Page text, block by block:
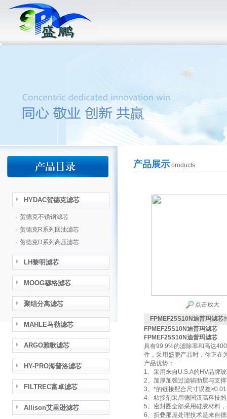
HYDAC贺德克滤芯
· 贺德克不锈钢滤芯
· 贺德克R系列回油滤芯
· 贺德克D系列高压滤芯
LH黎明滤芯
MOOG穆格滤芯
聚结分离滤芯
MAHLE马勒滤芯
ARGO雅歌滤芯
HY-PRO海普洛滤芯
FILTREC富卓滤芯
Allison艾里逊滤芯
产品展示products
点击放大
FPMEF25S10N迪普玛滤芯
FPMEF25S10N迪普玛滤芯
FPMEF25S10N迪普玛滤芯
具有99.9%的滤除率和高达
件，采用盛鹏产品时，你正在
产品优势：
1、采用来自U.S.A的HV品牌
2、加厚加强过滤辅助层与支
3、*的链接配合尺寸误差
4、粘接剂采用德国汉高科技
5、密封圈全部采用硅胶材料
6、折叠那屋处理技术是来自